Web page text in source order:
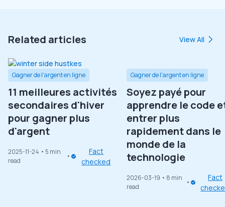
Related articles View All
Gagner de l'argent en ligne
11 meilleures activités
secondaires d'hiver
pour gagner plus
d'argent
2025-11-24 • 5 min
read
Fact
checked
Gagner de l'argent en ligne
Soyez payé pour
apprendre le code
entrer plus
rapidement dans le
monde de la
technologie
2026-03-19 • 8 min
read
Fact